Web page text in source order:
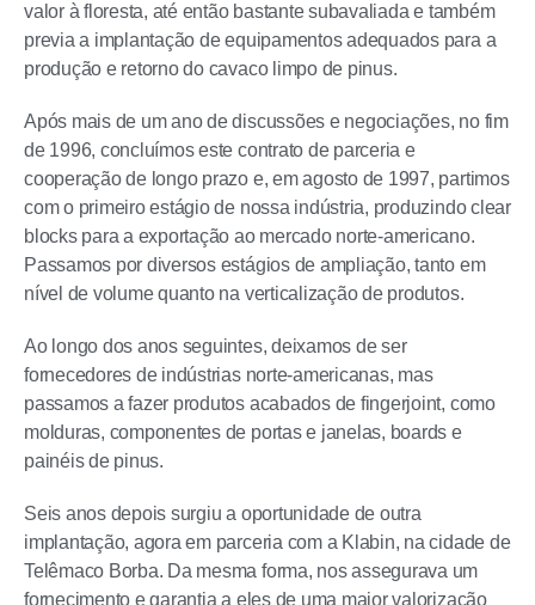
valor à floresta, até então bastante subavaliada e também
previa a implantação de equipamentos adequados para a
produção e retorno do cavaco limpo de pinus.
Após mais de um ano de discussões e negociações, no fim
de 1996, concluímos este contrato de parceria e
cooperação de longo prazo e, em agosto de 1997, partimos
com o primeiro estágio de nossa indústria, produzindo clear
blocks para a exportação ao mercado norte-americano.
Passamos por diversos estágios de ampliação, tanto em
nível de volume quanto na verticalização de produtos.
Ao longo dos anos seguintes, deixamos de ser
fornecedores de indústrias norte-americanas, mas
passamos a fazer produtos acabados de fingerjoint, como
molduras, componentes de portas e janelas, boards e
painéis de pinus.
Seis anos depois surgiu a oportunidade de outra
implantação, agora em parceria com a Klabin, na cidade de
Telêmaco Borba. Da mesma forma, nos assegurava um
fornecimento e garantia a eles de uma maior valorização